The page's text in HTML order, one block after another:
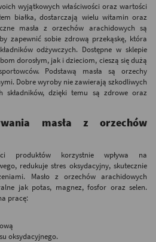
wyjątkowych właściwości oraz wartości
białka, dostarczają wielu witamin oraz
masła z orzechów arachidowych są
zapewnić sobie zdrową przekąskę, która
odżywczych. Dostępne w sklepie
dorosłym, jak i dzieciom, cieszą się dużą
Podstawą masła są orzechy
Dobre wyroby nie zawierają szkodliwych
składników, dzięki temu są zdrowe oraz
masła z orzechów
produktów korzystnie wpływa na
redukuje stres oksydacyjny, skutecznie
Masło z orzechów arachidowych
jak potas, magnez, fosfor oraz selen.
pracę:
oksydacyjnego.